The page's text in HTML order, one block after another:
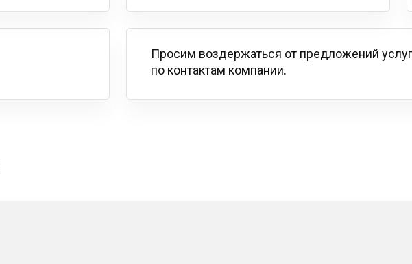
Просим воздержаться от предложений
по контактам компании.